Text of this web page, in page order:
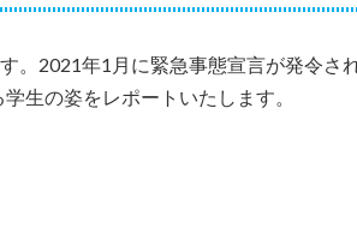
。2021年1月に緊急事態宣言が発令さ
生の姿をレポートいたします。